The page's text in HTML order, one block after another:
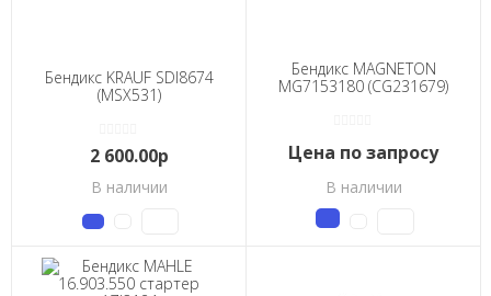
Бендикс KRAUF SDI8674
(MSX531)
2 600.00р
В наличии
Бендикс MAGNETON
MG7153180 (CG231679)
Цена по запросу
В наличии